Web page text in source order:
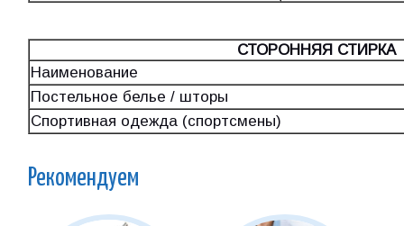
СТОРОННЯЯ СТИРКА
Наименование
Постельное белье / шторы
Спортивная одежда (спортсмены)
Рекомендуем